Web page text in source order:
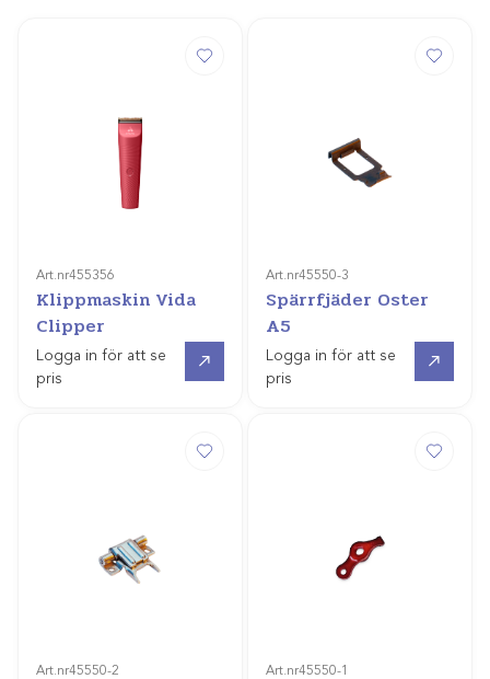
Art.nr455356
Klippmaskin Vida
Clipper
Logga in för att se
pris
Art.nr45550-3
Spärrfjäder Oster
A5
Logga in för att se
pris
Art.nr45550-2 Art.nr45550-1